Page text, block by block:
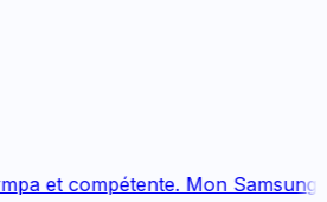
et compétente. Mon Samsung